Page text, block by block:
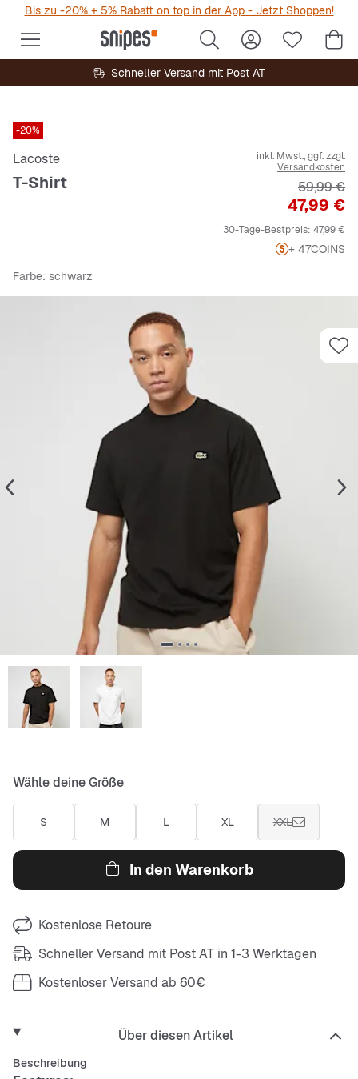
Bis zu -20% + 5% Rabatt on top in der App - Jetzt Shoppen!
Schneller Versand mit Post AT
-20%
Lacoste
T-Shirt
inkl. Mwst., ggf. zzgl.
Versandkosten
Preis
47,99 €
59,99 €
30-Tage-Bestpreis: 47,99 €
+ 47COINS
Farbe: schwarz
Wähle deine Größe
S M L XL XXL
In den Warenkorb
Kostenlose Retoure
Schneller Versand mit Post AT in 1-3 Werktagen
Kostenloser Versand ab 60€
Über diesen Artikel
Beschreibung